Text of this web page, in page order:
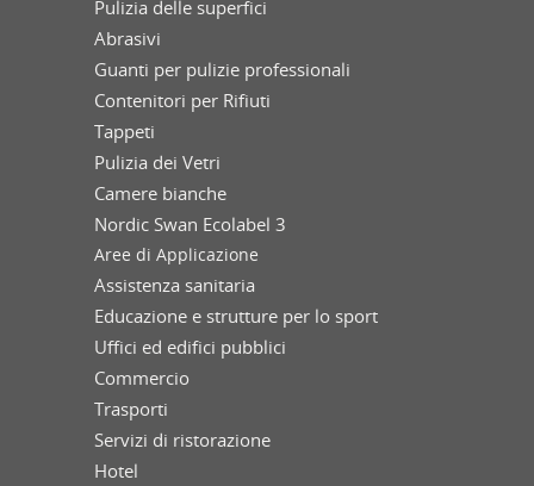
Pulizia delle superfici
Abrasivi
Guanti per pulizie professionali
Contenitori per Rifiuti
Tappeti
Pulizia dei Vetri
Camere bianche
Nordic Swan Ecolabel 3
Aree di Applicazione
Assistenza sanitaria
Educazione e strutture per lo sport
Uffici ed edifici pubblici
Commercio
Trasporti
Servizi di ristorazione
Hotel